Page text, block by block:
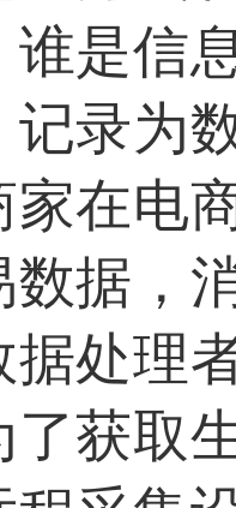
谁是信
记录为
家在电
数据，
据处理
了获取